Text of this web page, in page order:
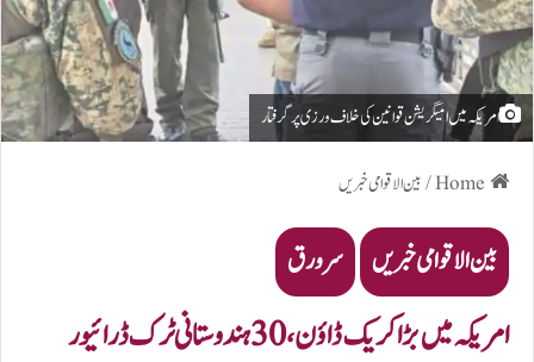
امریکہ میں امیگریشن قوانین کی خلاف ورزی پر گرفتار
/بین الاقوامی خبریں
بین الاقوامی خبریں سرورق
امریکہ میں بڑا کریک ڈاؤن، 30 ہندوستانی ٹرک ڈرائیور